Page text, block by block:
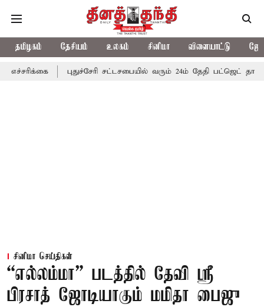
தமிழகம் தேசியம் உலகம் சினிமா விளையாட்டு
புதுச்சேரி சட்டசபையில் வரும் 24ம் தேதி பட்ஜெட் தாக்கல்
சினிமா செய்திகள்
“எல்லம்மா” படத்தில் தேவி ஸ்ரீ
பிரசாத் ஜோடியாகும் மமிதா பைஜு